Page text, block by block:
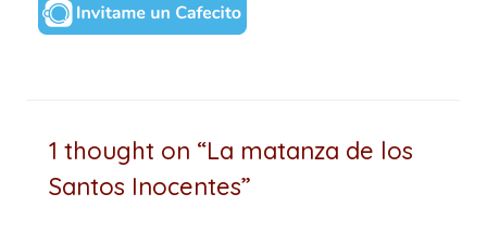
1 thought on “La matanza de los
Santos Inocentes”